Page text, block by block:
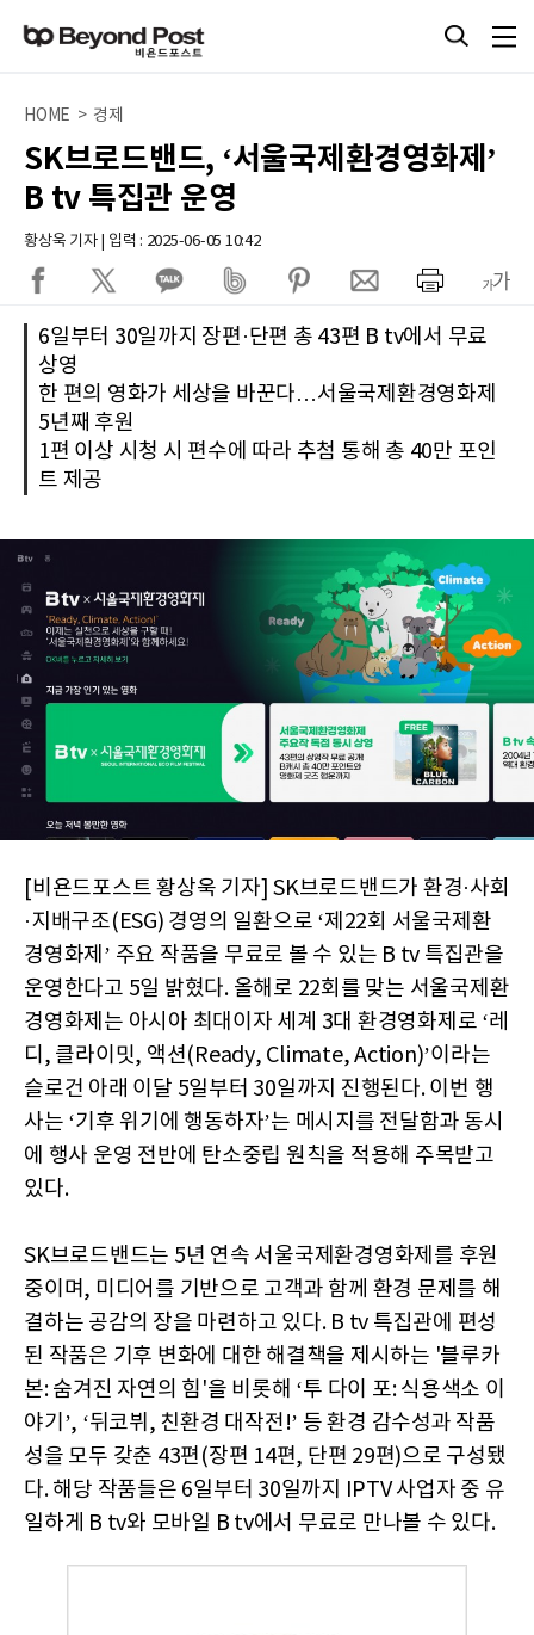
HOME > 경제
SK브로드밴드, ‘서울국제환경영화제’
B tv 특집관 운영
황상욱 기자 | 입력 : 2025-06-05 10:42
6일부터 30일까지 장편·단편 총 43편 B tv에서 무료
상영
한 편의 영화가 세상을 바꾼다…서울국제환경영화제
5년째 후원
1편 이상 시청 시 편수에 따라 추첨 통해 총 40만 포인
트 제공
[비욘드포스트 황상욱 기자] SK브로드밴드가 환경·사회
·지배구조(ESG) 경영의 일환으로 ‘제22회 서울국제환
경영화제’ 주요 작품을 무료로 볼 수 있는 B tv 특집관을
운영한다고 5일 밝혔다. 올해로 22회를 맞는 서울국제환
경영화제는 아시아 최대이자 세계 3대 환경영화제로 ‘레
디, 클라이밋, 액션(Ready, Climate, Action)’이라는
슬로건 아래 이달 5일부터 30일까지 진행된다. 이번 행
사는 ‘기후 위기에 행동하자’는 메시지를 전달함과 동시
에 행사 운영 전반에 탄소중립 원칙을 적용해 주목받고
있다.
SK브로드밴드는 5년 연속 서울국제환경영화제를 후원
중이며, 미디어를 기반으로 고객과 함께 환경 문제를 해
결하는 공감의 장을 마련하고 있다. B tv 특집관에 편성
된 작품은 기후 변화에 대한 해결책을 제시하는 '블루카
본: 숨겨진 자연의 힘'을 비롯해 ‘투 다이 포: 식용색소 이
야기’, ‘뒤코뷔, 친환경 대작전!’ 등 환경 감수성과 작품
성을 모두 갖춘 43편(장편 14편, 단편 29편)으로 구성됐
다. 해당 작품들은 6일부터 30일까지 IPTV 사업자 중 유
일하게 B tv와 모바일 B tv에서 무료로 만나볼 수 있다.